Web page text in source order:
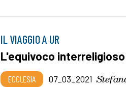
IL VIAGGIO A UR
L'equivoco
ECCLESIA 07_03_2021